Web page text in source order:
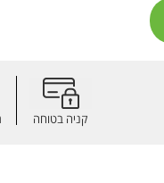
קניה בטוחה